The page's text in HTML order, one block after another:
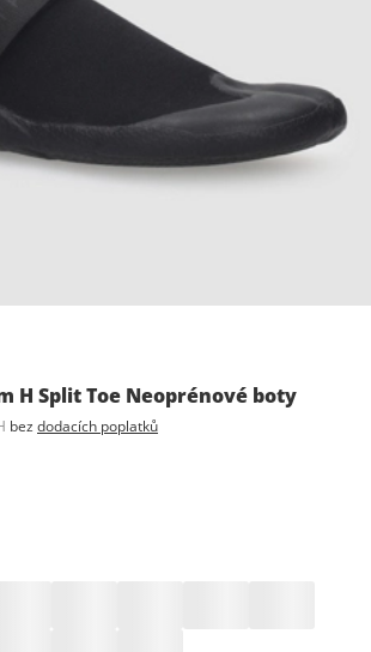
H Split Toe Neoprénové boty
bez dodacích poplatků